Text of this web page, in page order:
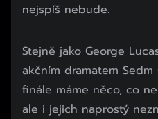
nejspíš nebude.
Stejně jako George
akčním dramatem
finále máme něco, co
ale i jejich naprostý